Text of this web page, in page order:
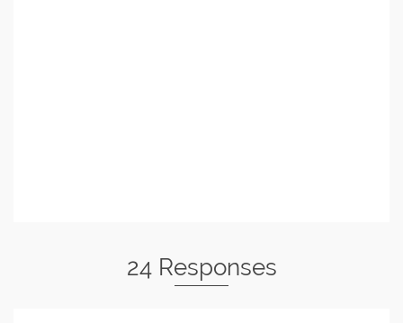
24 Responses